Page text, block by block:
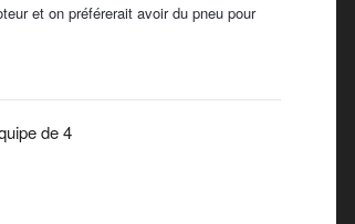
et on préférerait avoir du pneu pour
de 4